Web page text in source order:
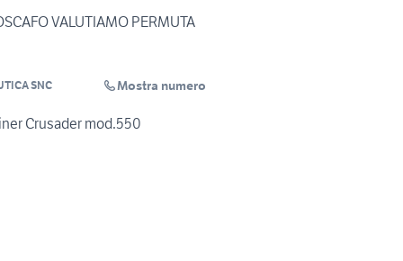
VALUTIAMO PERMUTA
SNC Mostra numero
Crusader mod.550